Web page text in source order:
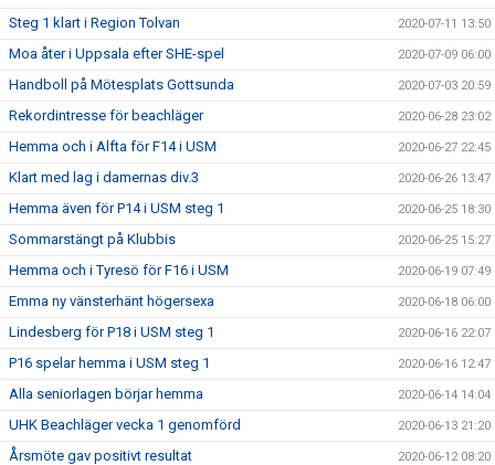
Steg 1 klart i Region Tolvan 2020-07-11 13:50
Moa åter i Uppsala efter SHE-spel 2020-07-09 06:00
Handboll på Mötesplats Gottsunda 2020-07-03 20:59
Rekordintresse för beachläger 2020-06-28 23:02
Hemma och i Alfta för F14 i USM 2020-06-27 22:45
Klart med lag i damernas div.3 2020-06-26 13:47
Hemma även för P14 i USM steg 1 2020-06-25 18:30
Sommarstängt på Klubbis 2020-06-25 15:27
Hemma och i Tyresö för F16 i USM 2020-06-19 07:49
Emma ny vänsterhänt högersexa 2020-06-18 06:00
Lindesberg för P18 i USM steg 1 2020-06-16 22:07
P16 spelar hemma i USM steg 1 2020-06-16 12:47
Alla seniorlagen börjar hemma 2020-06-14 14:04
UHK Beachläger vecka 1 genomförd 2020-06-13 21:20
Årsmöte gav positivt resultat 2020-06-12 08:20